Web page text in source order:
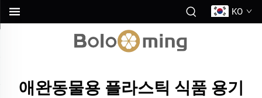
KO
애완동물용 플라스틱 식품 용기